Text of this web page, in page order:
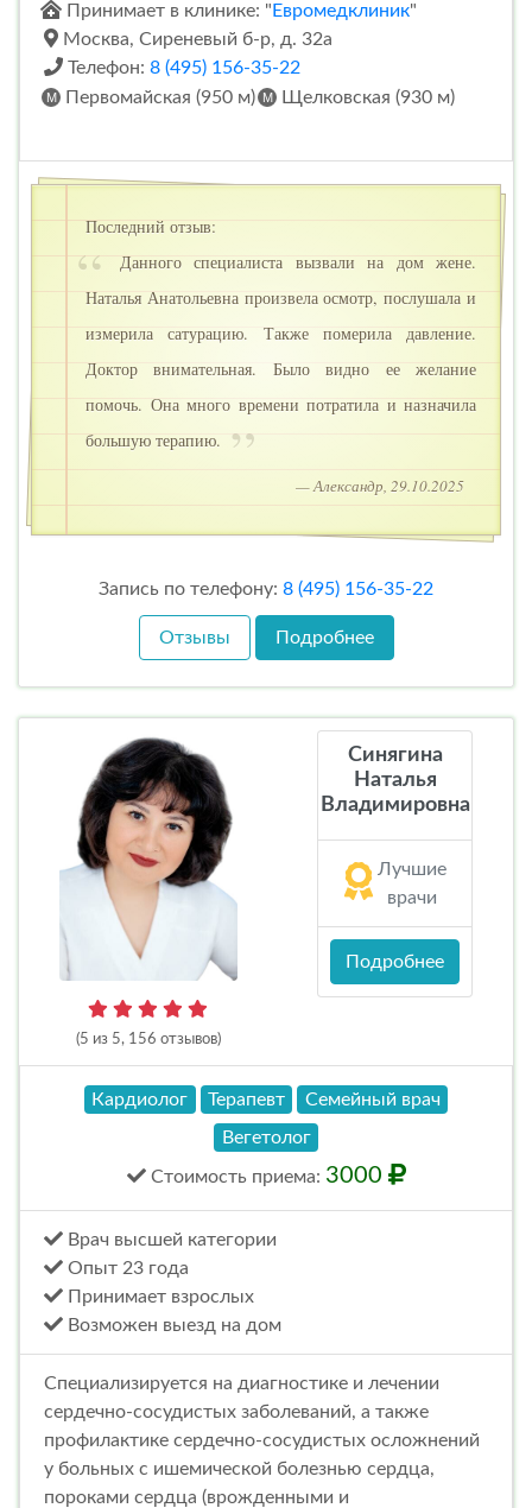
Принимает в клинике: "Евромедклиник"
Москва, Сиреневый б-р, д. 32а
Телефон: 8 (495) 156-35-22
Первомайская (950 м)
Щелковская (930 м)
Последний отзыв:
Данного специалиста вызвали на дом жене.
Наталья Анатольевна произвела осмотр, послушала и
измерила сатурацию. Также померила давление.
Доктор внимательная. Было видно ее желание
помочь. Она много времени потратила и назначила
большую терапию.
— Александр, 29.10.2025
Запись по телефону: 8 (495) 156-35-22
Отзывы Подробнее
(5 из 5, 156 отзывов)
Синягина
Наталья
Владимировна
Лучшие
врачи
Подробнее
Кардиолог Терапевт
Семейный врач
Вегетолог
Стоимость приема: 3000
Врач высшей категории
Опыт 23 года
Принимает взрослых
Возможен выезд на дом
Специализируется на диагностике и лечении
сердечно-сосудистых заболеваний, а также
профилактике сердечно-сосудистых осложнений
у больных с ишемической болезнью сердца,
пороками сердца (врожденными и